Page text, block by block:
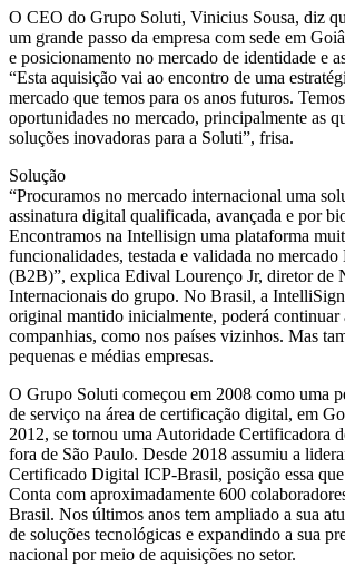
O CEO do Grupo Soluti, Vinicius Sousa, diz
um grande passo da empresa com sede em
e posicionamento no mercado de identidade e
“Esta aquisição vai ao encontro de uma
mercado que temos para os anos futuros.
oportunidades no mercado, principalmente as
soluções inovadoras para a Soluti”, frisa.
Solução
“Procuramos no mercado internacional uma
assinatura digital qualificada, avançada e por
Encontramos na Intellisign uma plataforma
funcionalidades, testada e validada no mercado
(B2B)”, explica Edival Lourenço Jr, diretor de
Internacionais do grupo. No Brasil, a
original mantido inicialmente, poderá continuar
companhias, como nos países vizinhos. Mas
pequenas e médias empresas.
O Grupo Soluti começou em 2008 como uma
de serviço na área de certificação digital, em
2012, se tornou uma Autoridade Certificadora
fora de São Paulo. Desde 2018 assumiu a
Certificado Digital ICP-Brasil, posição essa
Conta com aproximadamente 600
Brasil. Nos últimos anos tem ampliado a sua
de soluções tecnológicas e expandindo a sua
nacional por meio de aquisições no setor.